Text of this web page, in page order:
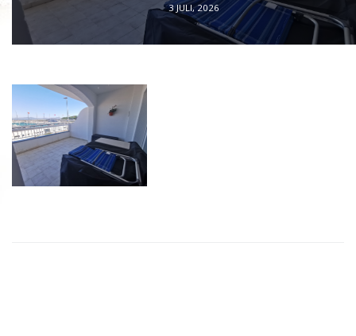
3 JULI, 2026